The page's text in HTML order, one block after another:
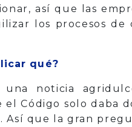
así que las
los procesos
qué?
una noticia
Código solo daba
que la gran